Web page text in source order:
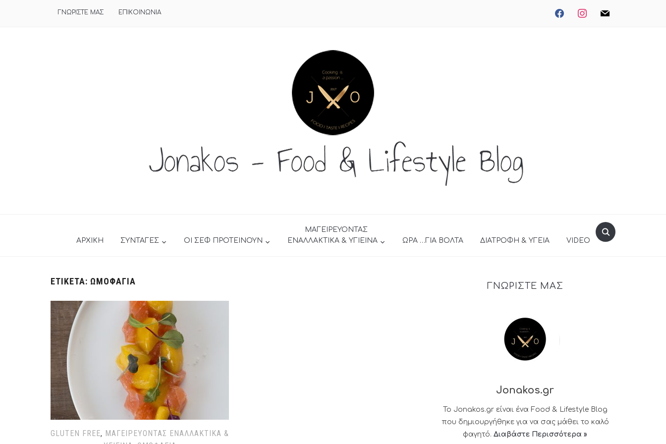
facebookinstagrammail
ΓΝΩΡΙΣΤΕ ΜΑΣ ΕΠΙΚΟΙΝΩΝΙΑ
ΑΡΧΙΚΗ ΣΥΝΤΑΓΕΣ ΟΙ ΣΕΦ ΠΡΟΤΕΙΝΟΥΝ
ΜΑΓΕΙΡΕΥΟΝΤΑΣ
ΕΝΑΛΛΑΚΤΙΚΑ & ΥΓΙΕΙΝΑ
ΩΡΑ …ΓΙΑ ΒΟΛΤΑ ΔΙΑΤΡΟΦΗ & ΥΓΕΙΑ VIDEO
ΕΤΙΚΈΤΑ: ΩΜΟΦΑΓΊΑ
GLUTEN FREE, ΜΑΓΕΙΡΕΎΟΝΤΑΣ ΕΝΑΛΛΑΚΤΙΚΆ &
ΓΝΩΡΙΣΤΕ ΜΑΣ
Jonakos.gr
Το Jonakos.gr είναι ένα Food & Lifestyle Blog
που δημιουργήθηκε για να σας μάθει το καλό
φαγητό. Διαβάστε Περισσότερα »